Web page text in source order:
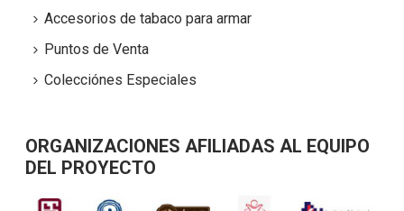
Accesorios de tabaco para armar
Puntos de Venta
Colecciónes Especiales
ORGANIZACIONES AFILIADAS AL EQUIPO
DEL PROYECTO